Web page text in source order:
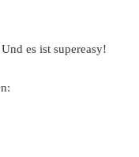
es ist supereasy!